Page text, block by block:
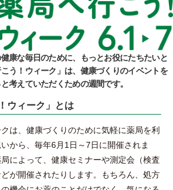
康な毎日のために、もっとお役にたちたいと
う！ウィーク」は、健康づくりのイベントを
考えていただくための週間です。
ウィーク」とは
は、健康づくりのために気軽に薬局を利
から、毎年6月1日～7日に開催されま
によって、健康セミナーや測定会（検査
が開催されたりします。もちろん、処方